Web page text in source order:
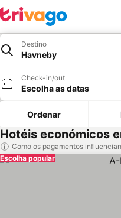
Destino
Havneby
Check-in/out
Escolha as datas
Ordenar
Hotéis económicos
Como os pagamentos
Escolha popular